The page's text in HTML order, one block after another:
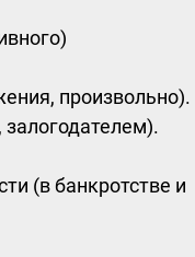
произвольно).
(в банкротстве и